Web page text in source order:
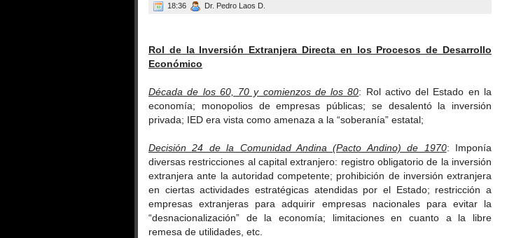
18:36 Dr. Pedro Laos D.
Rol de la Inversión Extranjera Directa en los Procesos de Desarrollo
Económico
Década de los 60, 70 y comienzos de los 80: Rol activo del Estado en la
economía; monopolios de empresas públicas; se desalentó la inversión
privada; IED era vista como amenaza a la “soberanía” estatal;
Decisión 24 de la Comunidad Andina (Pacto Andino) de 1970: Imponía
diversas restricciones al capital extranjero: registro obligatorio de la inversión
extranjera ante la autoridad competente; prohibición de inversión extranjera
en ciertas actividades estratégicas atendidas por el Estado; restricción a
empresas extranjeras para adquirir empresas nacionales para evitar la
“desnacionalización” de la economía; limitaciones en cuanto a la libre
remesa de utilidades, etc.